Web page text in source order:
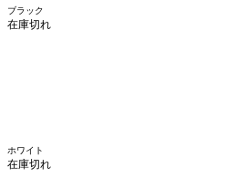
ブラック
在庫切れ
ホワイト
在庫切れ